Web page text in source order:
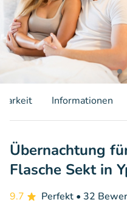
Informationen
Übernachtung
Flasche Sekt in
9.7 Perfekt • 32